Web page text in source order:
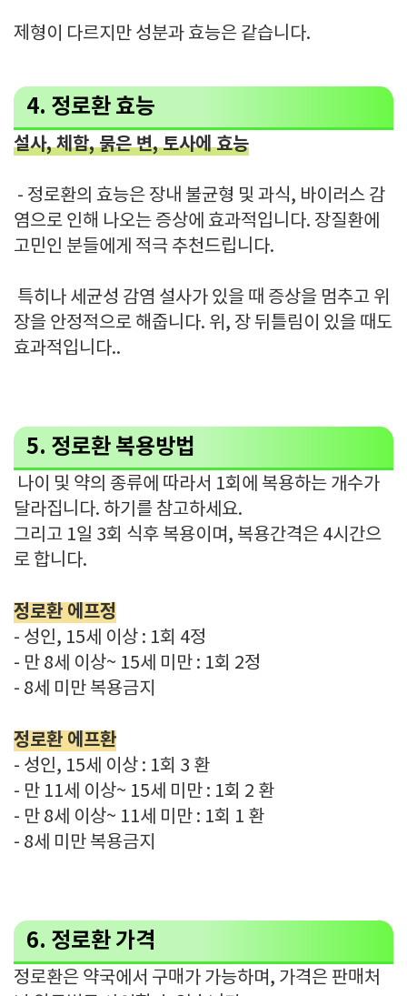
제형이 다르지만 성분과 효능은 같습니다.
4. 정로환 효능
설사, 체함, 묽은 변, 토사에 효능
- 정로환의 효능은 장내 불균형 및 과식, 바이러스 감
염으로 인해 나오는 증상에 효과적입니다. 장질환에
고민인 분들에게 적극 추천드립니다.
특히나 세균성 감염 설사가 있을 때 증상을 멈추고 위
장을 안정적으로 해줍니다. 위, 장 뒤틀림이 있을 때도
효과적입니다..
5. 정로환 복용방법
나이 및 약의 종류에 따라서 1회에 복용하는 개수가
달라집니다. 하기를 참고하세요.
그리고 1일 3회 식후 복용이며, 복용간격은 4시간으
로 합니다.
정로환 에프정
- 성인, 15세 이상 : 1회 4정
- 만 8세 이상~ 15세 미만 : 1회 2정
- 8세 미만 복용금지
정로환 에프환
- 성인, 15세 이상 : 1회 3 환
- 만 11세 이상~ 15세 미만 : 1회 2 환
- 만 8세 이상~ 11세 미만 : 1회 1 환
- 8세 미만 복용금지
6. 정로환 가격
정로환은 약국에서 구매가 가능하며, 가격은 판매처